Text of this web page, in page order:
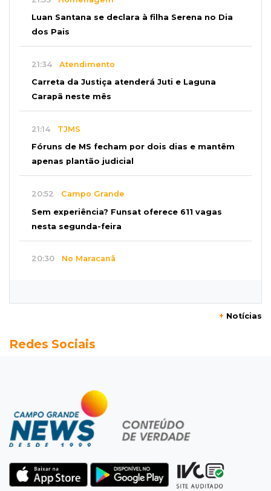
Luan Santana se declara à filha Serena no Dia
dos Pais
21:34 Atendimento
Carreta da Justiça atenderá Juti e Laguna
Carapã neste mês
21:14 TJMS
Fóruns de MS fecham por dois dias e mantêm
apenas plantão judicial
20:52 Campo Grande
Sem experiência? Funsat oferece 611 vagas
nesta segunda-feira
20:30 No Maracanã
Seleções em MS têm salários de até R$ 8,2 mil;
Jardim Itatiaia
Vigia é amarrado durante roubo de carro e
dois caminhões em pátio
Corinthians vence Bragantino por 2 a 0 e sobe
para 7º no Brasileirão
+ Notícias
Redes Sociais